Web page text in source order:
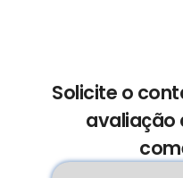
Solicite o
avaliação